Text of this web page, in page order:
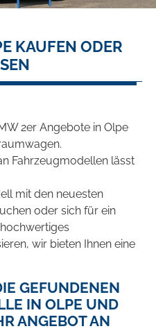
KAUFEN ODER
2er Angebote in Olpe
Fahrzeugmodellen lässt
mit den neuesten
oder sich für ein
wir bieten Ihnen eine
GEFUNDENEN
IN OLPE UND
ANGEBOT AN